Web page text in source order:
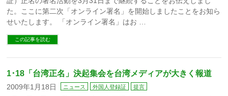
た。ここに第二次「オンライン署名」を開始しましたことをお知ら
せいたします。 「オンライン署名」はお …
この記事を読む
1･18「台湾正名」決起集会を台湾メディアが大きく報道
2009年1月18日 ニュース 外国人登録証 提言